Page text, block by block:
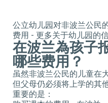
公立幼儿园对非波兰公民
费用 - 更多关于幼儿园的
在波兰為孩子
哪些费用？
虽然非波兰公民的儿童在
但父母仍必须将上学的其
重要的是：